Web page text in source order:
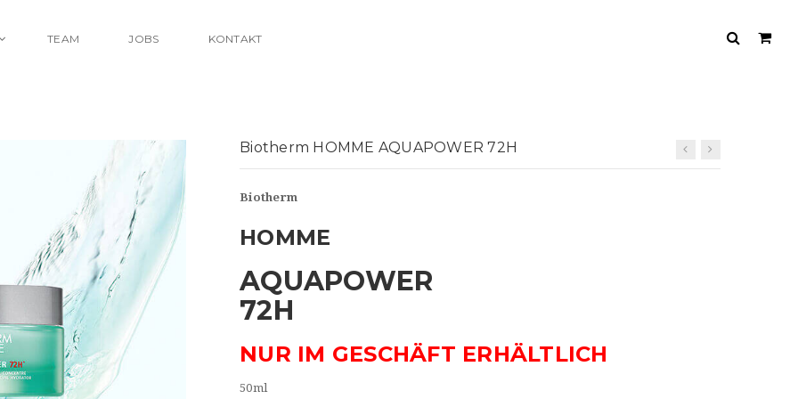
TEAM JOBS KONTAKT
Biotherm HOMME AQUAPOWER 72H
Biotherm
HOMME
AQUAPOWER
72H
NUR IM GESCHÄFT ERHÄLTLICH
50ml